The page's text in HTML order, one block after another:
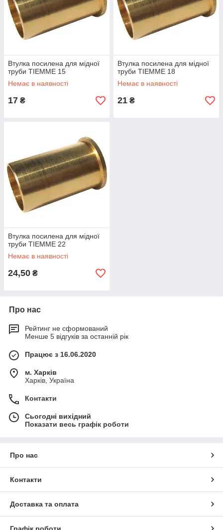
Втулка посилена для мідної
труби TIEMME 15
Немає в наявності
17 ₴
Втулка посилена для мідної
труби TIEMME 18
Немає в наявності
21 ₴
Втулка посилена для мідної
труби TIEMME 22
Немає в наявності
24,50 ₴
Про нас
Рейтинг не сформований
Менше 5 відгуків за останній рік
Працює з 16.06.2020
м. Харків
Харків, Україна
Контакти
Сьогодні вихідний
Показати весь графік роботи
Про нас
Контакти
Доставка та оплата